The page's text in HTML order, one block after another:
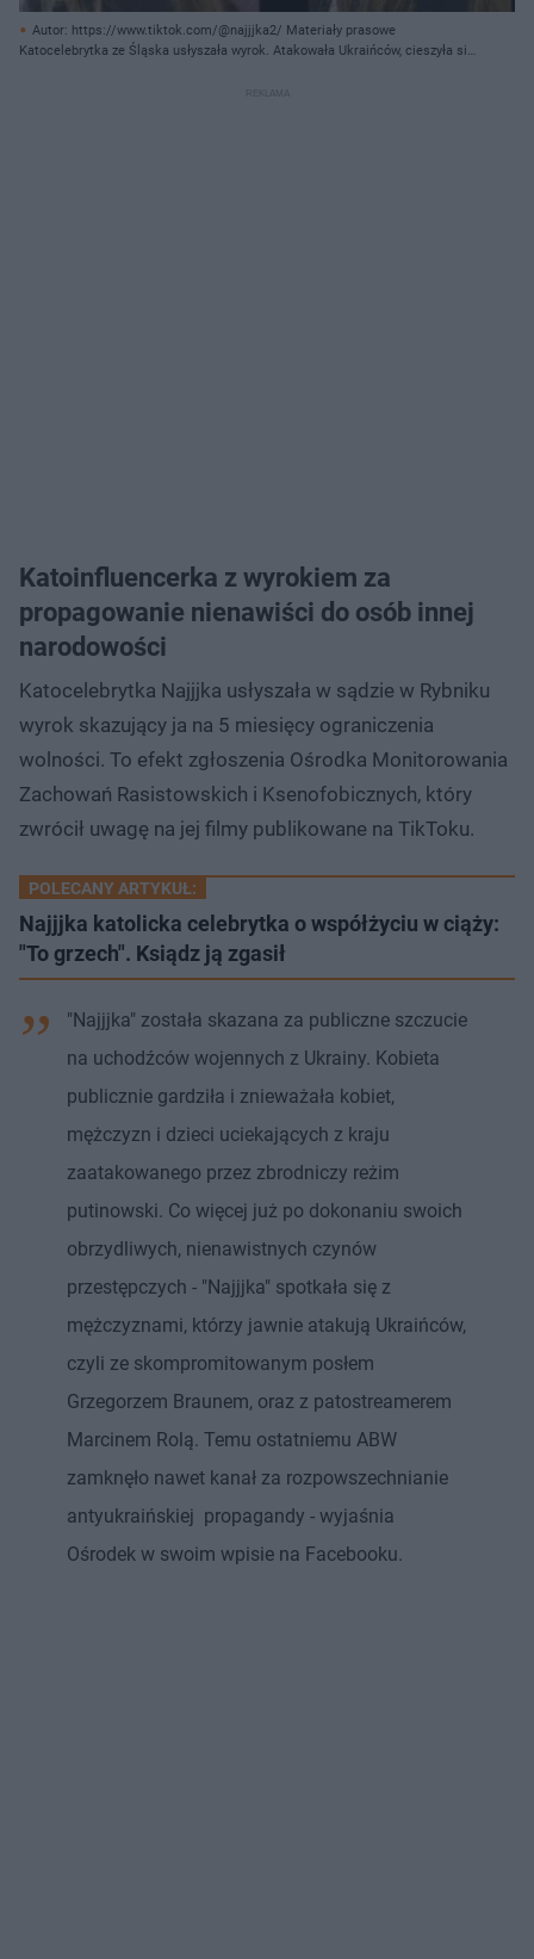
Autor: https://www.tiktok.com/@najjjka2/ Materiały prasowe
Katocelebrytka ze Śląska usłyszała wyrok. Atakowała Ukraińców, cieszyła się
Katoinfluencerka z wyrokiem za
propagowanie nienawiści do osób innej
narodowości
Katocelebrytka Najjjka usłyszała w sądzie w Rybniku
wyrok skazujący ja na 5 miesięcy ograniczenia
wolności. To efekt zgłoszenia Ośrodka Monitorowania
Zachowań Rasistowskich i Ksenofobicznych, który
zwrócił uwagę na jej filmy publikowane na TikToku.
POLECANY ARTYKUŁ:
Najjjka katolicka celebrytka o współżyciu w ciąży:
"To grzech". Ksiądz ją zgasił
"Najjjka" została skazana za publiczne szczucie
na uchodźców wojennych z Ukrainy. Kobieta
publicznie gardziła i znieważała kobiet,
mężczyzn i dzieci uciekających z kraju
zaatakowanego przez zbrodniczy reżim
putinowski. Co więcej już po dokonaniu swoich
obrzydliwych, nienawistnych czynów
przestępczych - "Najjjka" spotkała się z
mężczyznami, którzy jawnie atakują Ukraińców,
czyli ze skompromitowanym posłem
Grzegorzem Braunem, oraz z patostreamerem
Marcinem Rolą. Temu ostatniemu ABW
zamknęło nawet kanał za rozpowszechnianie
antyukraińskiej propagandy - wyjaśnia
Ośrodek w swoim wpisie na Facebooku.